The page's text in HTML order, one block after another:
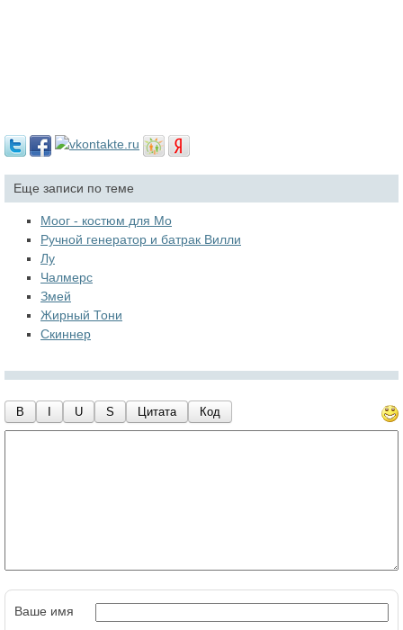
Еще записи по теме
Моог - костюм для Мо
Ручной генератор и батрак Вилли
Лу
Чалмерс
Змей
Жирный Тони
Скиннер
B U S Цитата Код
Ваше имя